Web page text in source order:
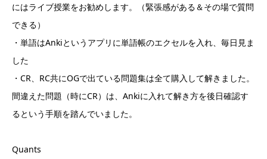
にはライブ授業をお勧めします。（緊張感がある＆その場で質問
できる）
・単語はAnkiというアプリに単語帳のエクセルを入れ、毎日見ま
した
・CR、RC共にOGで出ている問題集は全て購入して解きました。
間違えた問題（時にCR）は、Ankiに入れて解き方を後日確認す
るという手順を踏んでいました。
Quants